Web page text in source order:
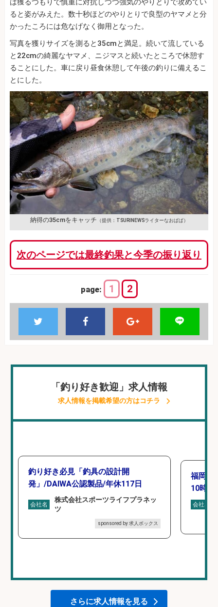
は獲るつもりで慎重に対抗しつつ強気のやりとりで攻めてい
ると姿がみえた。数十秒ほどのやりとりで良型のヤマメと分
かったころには危なげなく御用となった。
写真を獲りサイズを測ると35cmと満足。続いて流している
と22cmの綺麗なヤマメ、ニジマスと続いたところで休憩す
ることにした。車に戻り昼食休憩して午後の釣りに備えるこ
とにした。
納得の35cmをキャッチ （提供：TSURINEWSライターなおぱぱ）
次のページでは最終釣果と今季の振り返り
page: 1 2
「釣り好き歓迎」求人情報
求人情報を掲載希望の方はコチラ
釣り好き必見「釣具の設計開
発」/DAIWA公認製品/年休117日
会社名
株式会社スポーツライフプラネッ
ツ
sponsored by 求人ボックス
福岡「
10時間
会社名
さらに求人情報を見る